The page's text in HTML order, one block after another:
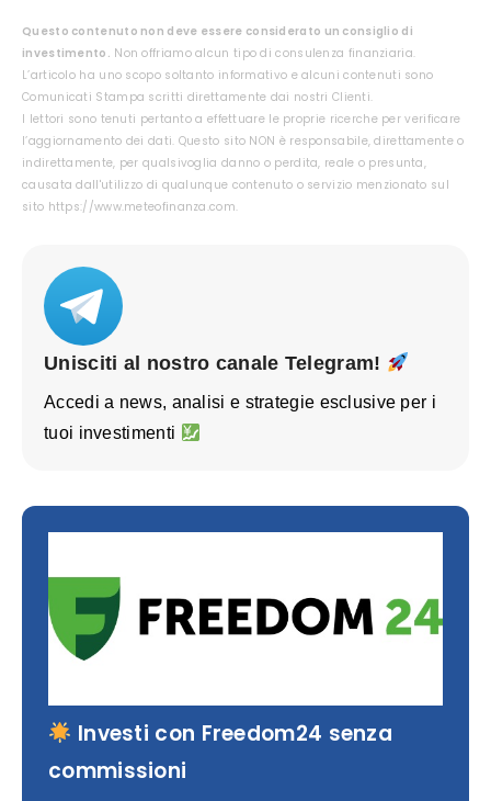
Questo contenuto non deve essere considerato un consiglio di
investimento. Non offriamo alcun tipo di consulenza finanziaria.
L’articolo ha uno scopo soltanto informativo e alcuni contenuti sono
Comunicati Stampa scritti direttamente dai nostri Clienti.
I lettori sono tenuti pertanto a effettuare le proprie ricerche per verificare
l’aggiornamento dei dati. Questo sito NON è responsabile, direttamente o
indirettamente, per qualsivoglia danno o perdita, reale o presunta,
causata dall'utilizzo di qualunque contenuto o servizio menzionato sul
sito https://www.meteofinanza.com.
Unisciti al nostro canale Telegram!
Accedi a news, analisi e strategie esclusive per i
tuoi investimenti
Investi con Freedom24 senza
commissioni